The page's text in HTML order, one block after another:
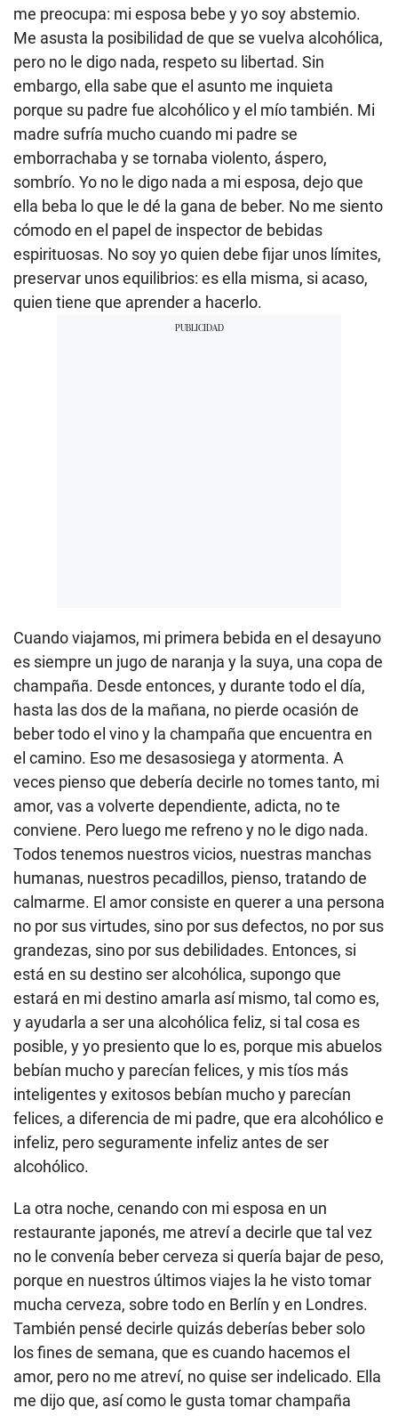
me preocupa: mi esposa bebe y yo soy abstemio.
Me asusta la posibilidad de que se vuelva alcohólica,
pero no le digo nada, respeto su libertad. Sin
embargo, ella sabe que el asunto me inquieta
porque su padre fue alcohólico y el mío también. Mi
madre sufría mucho cuando mi padre se
emborrachaba y se tornaba violento, áspero,
sombrío. Yo no le digo nada a mi esposa, dejo que
ella beba lo que le dé la gana de beber. No me siento
cómodo en el papel de inspector de bebidas
espirituosas. No soy yo quien debe fijar unos límites,
preservar unos equilibrios: es ella misma, si acaso,
quien tiene que aprender a hacerlo.
Cuando viajamos, mi primera bebida en el desayuno
es siempre un jugo de naranja y la suya, una copa de
champaña. Desde entonces, y durante todo el día,
hasta las dos de la mañana, no pierde ocasión de
beber todo el vino y la champaña que encuentra en
el camino. Eso me desasosiega y atormenta. A
veces pienso que debería decirle no tomes tanto, mi
amor, vas a volverte dependiente, adicta, no te
conviene. Pero luego me refreno y no le digo nada.
Todos tenemos nuestros vicios, nuestras manchas
humanas, nuestros pecadillos, pienso, tratando de
calmarme. El amor consiste en querer a una persona
no por sus virtudes, sino por sus defectos, no por sus
grandezas, sino por sus debilidades. Entonces, si
está en su destino ser alcohólica, supongo que
estará en mi destino amarla así mismo, tal como es,
y ayudarla a ser una alcohólica feliz, si tal cosa es
posible, y yo presiento que lo es, porque mis abuelos
bebían mucho y parecían felices, y mis tíos más
inteligentes y exitosos bebían mucho y parecían
felices, a diferencia de mi padre, que era alcohólico e
infeliz, pero seguramente infeliz antes de ser
alcohólico.
La otra noche, cenando con mi esposa en un
restaurante japonés, me atreví a decirle que tal vez
no le convenía beber cerveza si quería bajar de peso,
porque en nuestros últimos viajes la he visto tomar
mucha cerveza, sobre todo en Berlín y en Londres.
También pensé decirle quizás deberías beber solo
los fines de semana, que es cuando hacemos el
amor, pero no me atreví, no quise ser indelicado. Ella
me dijo que, así como le gusta tomar champaña